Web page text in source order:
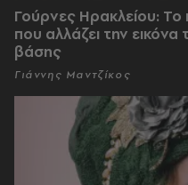
Γούρνες Ηρακλείου:
που αλλάζει την
βάσης
Γιάννης Μαντζίκος